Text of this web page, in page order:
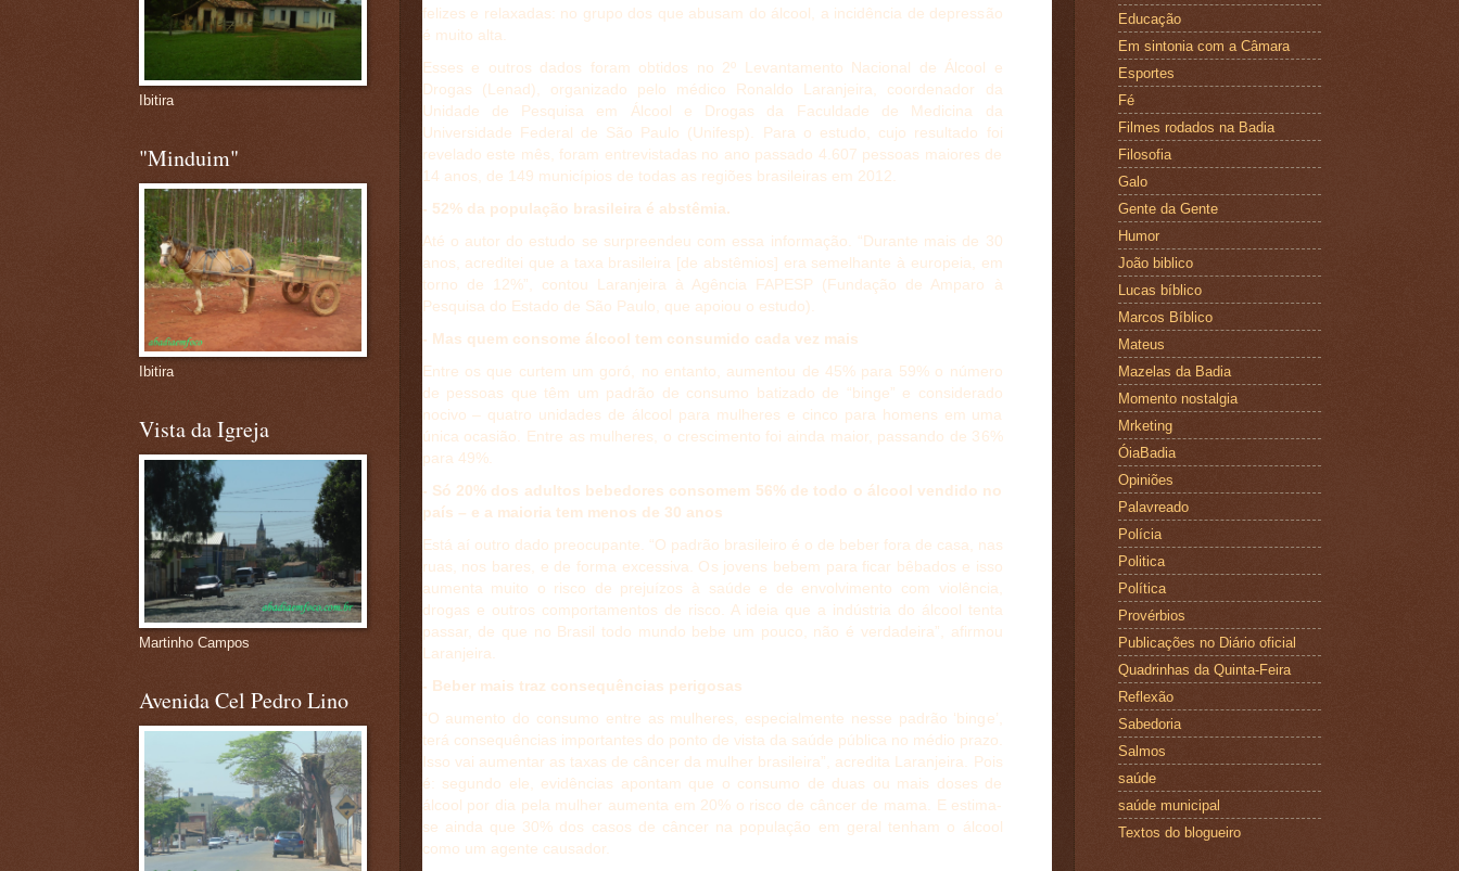
felizes e relaxadas: no grupo dos que abusam do álcool, a incidência de depressão
é muito alta.
Esses e outros dados foram obtidos no 2º Levantamento Nacional de Álcool e
Drogas (Lenad), organizado pelo médico Ronaldo Laranjeira, coordenador da
Unidade de Pesquisa em Álcool e Drogas da Faculdade de Medicina da
Universidade Federal de São Paulo (Unifesp). Para o estudo, cujo resultado foi
revelado este mês, foram entrevistadas no ano passado 4.607 pessoas maiores de
14 anos, de 149 municípios de todas as regiões brasileiras em 2012.
- 52% da população brasileira é abstêmia.
Até o autor do estudo se surpreendeu com essa informação. “Durante mais de 30
anos, acreditei que a taxa brasileira [de abstêmios] era semelhante à europeia, em
torno de 12%”, contou Laranjeira à Agência FAPESP (Fundação de Amparo à
Pesquisa do Estado de São Paulo, que apoiou o estudo).
- Mas quem consome álcool tem consumido cada vez mais
Entre os que curtem um goró, no entanto, aumentou de 45% para 59% o número
de pessoas que têm um padrão de consumo batizado de “binge” e considerado
nocivo – quatro unidades de álcool para mulheres e cinco para homens em uma
única ocasião. Entre as mulheres, o crescimento foi ainda maior, passando de 36%
para 49%.
- Só 20% dos adultos bebedores consomem 56% de todo o álcool vendido no
país – e a maioria tem menos de 30 anos
Está aí outro dado preocupante. “O padrão brasileiro é o de beber fora de casa, nas
ruas, nos bares, e de forma excessiva. Os jovens bebem para ficar bêbados e isso
aumenta muito o risco de prejuízos à saúde e de envolvimento com violência,
drogas e outros comportamentos de risco. A ideia que a indústria do álcool tenta
passar, de que no Brasil todo mundo bebe um pouco, não é verdadeira”, afirmou
Laranjeira.
- Beber mais traz consequências perigosas
“O aumento do consumo entre as mulheres, especialmente nesse padrão ‘binge’,
terá consequências importantes do ponto de vista da saúde pública no médio prazo.
Isso vai aumentar as taxas de câncer da mulher brasileira”, acredita Laranjeira. Pois
é: segundo ele, evidências apontam que o consumo de duas ou mais doses de
álcool por dia pela mulher aumenta em 20% o risco de câncer de mama. E estima-
se ainda que 30% dos casos de câncer na população em geral tenham o álcool
como um agente causador.
Ibitira
"Minduim"
Ibitira
Vista da Igreja
Martinho Campos
Avenida Cel Pedro Lino
Educação
Em sintonia com a Câmara
Esportes
Fé
Filmes rodados na Badia
Filosofia
Galo
Gente da Gente
Humor
João biblico
Lucas bíblico
Marcos Bíblico
Mateus
Mazelas da Badia
Momento nostalgia
Mrketing
ÓiaBadia
Opiniões
Palavreado
Polícia
Politica
Política
Provérbios
Publicações no Diário oficial
Quadrinhas da Quinta-Feira
Reflexão
Sabedoria
Salmos
saúde
saúde municipal
Textos do blogueiro